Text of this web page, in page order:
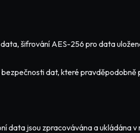
šifrování AES-256 pro data
dat, které pravděpodobně
data jsou zpracovávána a ukládána